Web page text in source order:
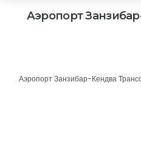
Аэропорт
Аэропорт Занзибар-Кендва